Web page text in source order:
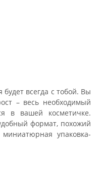
будет всегда с тобой. Вы
– весь необходимый
в вашей косметичке.
формат, похожий
упаковка-